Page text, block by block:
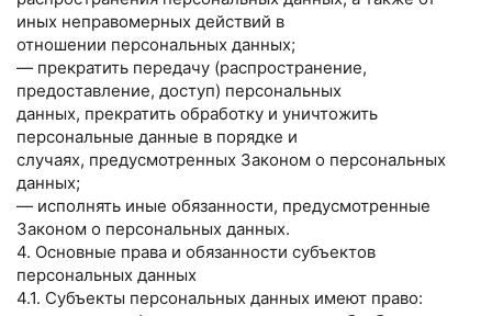
иных неправомерных действий в
отношении персональных данных;
— прекратить передачу (распространение,
предоставление, доступ) персональных
данных, прекратить обработку и уничтожить
персональные данные в порядке и
случаях, предусмотренных Законом о персональных
данных;
— исполнять иные обязанности, предусмотренные
Законом о персональных данных.
4. Основные права и обязанности субъектов
персональных данных
4.1. Субъекты персональных данных имеют право: